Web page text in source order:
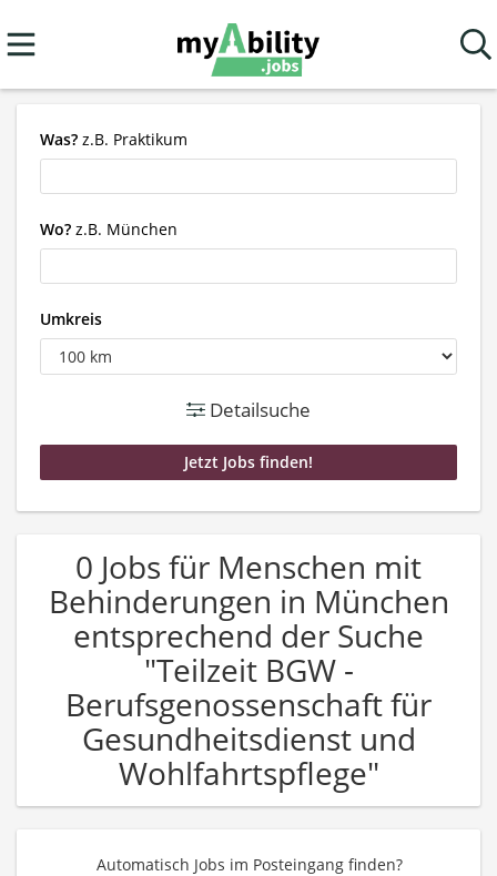
Was? z.B. Praktikum
Wo? z.B. München
Umkreis
Detailsuche
0 Jobs für Menschen mit
Behinderungen in München
entsprechend der Suche
"Teilzeit BGW -
Berufsgenossenschaft für
Gesundheitsdienst und
Wohlfahrtspflege"
Automatisch Jobs im Posteingang finden?